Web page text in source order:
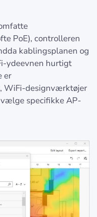
PoE), controlleren
kablingsplanen og
ydeevnen hurtigt
er
WiFi-designværktøjer
specifikke AP-